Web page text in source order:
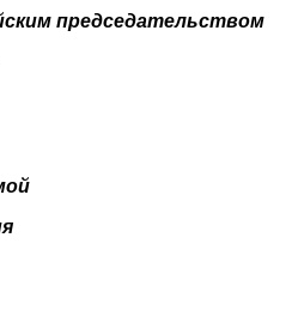
председательством